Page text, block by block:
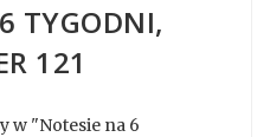
TYGODNI,
121
w "Notesie na 6